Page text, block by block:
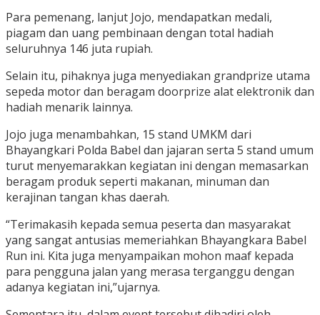
Para pemenang, lanjut Jojo, mendapatkan medali,
piagam dan uang pembinaan dengan total hadiah
seluruhnya 146 juta rupiah.
Selain itu, pihaknya juga menyediakan grandprize utama
sepeda motor dan beragam doorprize alat elektronik dan
hadiah menarik lainnya.
Jojo juga menambahkan, 15 stand UMKM dari
Bhayangkari Polda Babel dan jajaran serta 5 stand umum
turut menyemarakkan kegiatan ini dengan memasarkan
beragam produk seperti makanan, minuman dan
kerajinan tangan khas daerah.
“Terimakasih kepada semua peserta dan masyarakat
yang sangat antusias memeriahkan Bhayangkara Babel
Run ini. Kita juga menyampaikan mohon maaf kepada
para pengguna jalan yang merasa terganggu dengan
adanya kegiatan ini,”ujarnya.